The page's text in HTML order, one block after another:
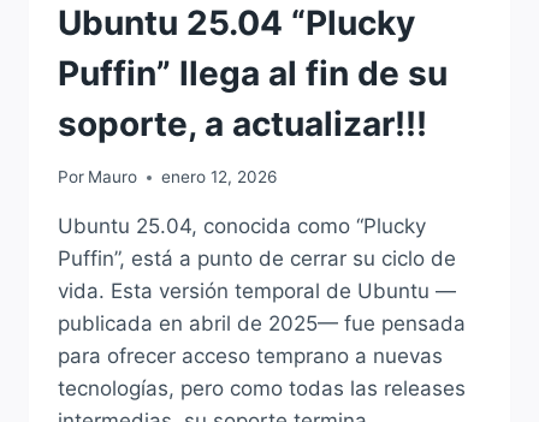
Ubuntu 25.04 “Plucky
Puffin” llega al fin de su
soporte, a actualizar!!!
Por Mauro enero 12, 2026
Ubuntu 25.04, conocida como “Plucky
Puffin”, está a punto de cerrar su ciclo de
vida. Esta versión temporal de Ubuntu —
publicada en abril de 2025— fue pensada
para ofrecer acceso temprano a nuevas
tecnologías, pero como todas las releases